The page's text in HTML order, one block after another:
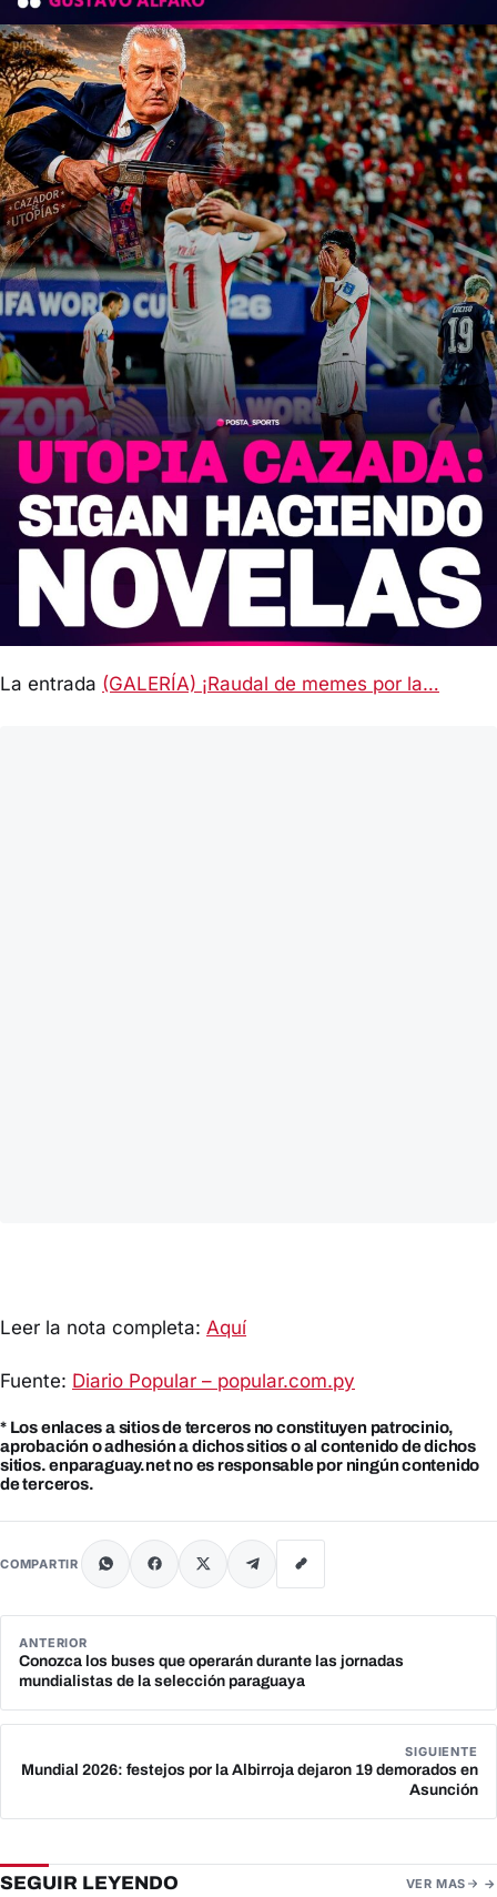
La entrada (GALERÍA) ¡Raudal de memes por la…
Leer la nota completa: Aquí
Fuente: Diario Popular – popular.com.py
* Los enlaces a sitios de terceros no constituyen patrocinio,
aprobación o adhesión a dichos sitios o al contenido de dichos
sitios. enparaguay.net no es responsable por ningún contenido
de terceros.
COMPARTIR
ANTERIOR
Conozca los buses que operarán durante las jornadas
mundialistas de la selección paraguaya
SIGUIENTE
Mundial 2026: festejos por la Albirroja dejaron 19 demorados en
Asunción
SEGUIR LEYENDO VER MAS